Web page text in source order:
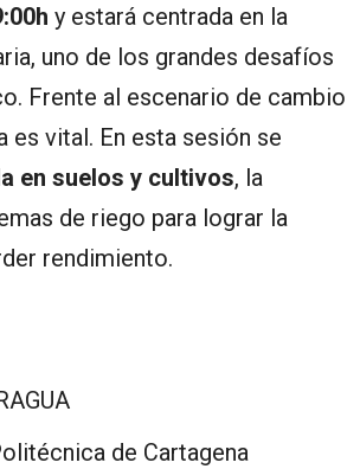
y estará centrada en la
uno de los grandes desafíos
Frente al escenario de cambio
vital. En esta sesión se
en suelos y cultivos, la
de riego para lograr la
rendimiento.
de Cartagena